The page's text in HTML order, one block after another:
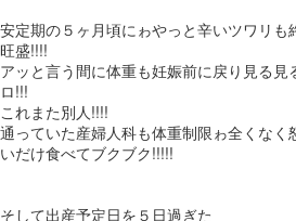
安定期の５ヶ月頃にゎやっと辛いツワリも
旺盛!!!!
アッと言う間に体重も妊娠前に戻り見る
ロ!!!
これまた別人!!!!
通っていた産婦人科も体重制限ゎ全くなく
いだけ食べてブクブク!!!!!
そして出産予定日を５日過ぎた